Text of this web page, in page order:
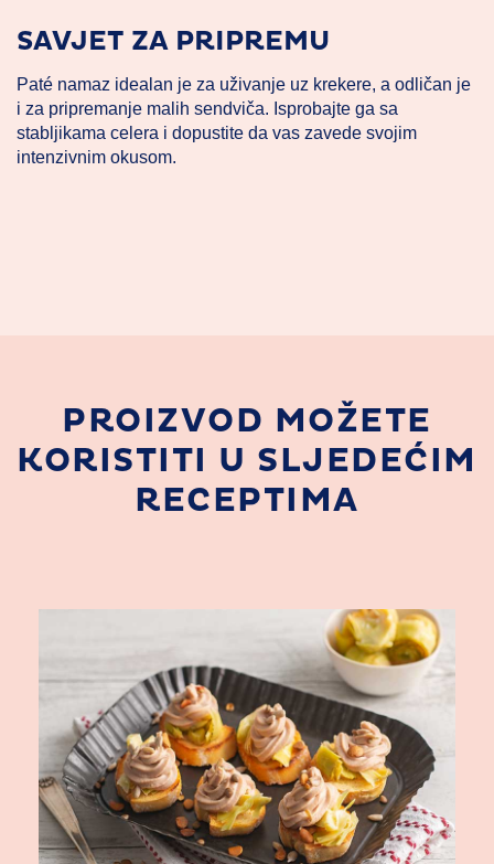
SAVJET ZA PRIPREMU
Paté namaz idealan je za uživanje uz krekere, a odličan je
i za pripremanje malih sendviča. Isprobajte ga sa
stabljikama celera i dopustite da vas zavede svojim
intenzivnim okusom.
PROIZVOD MOŽETE
KORISTITI U SLJEDEĆIM
RECEPTIMA